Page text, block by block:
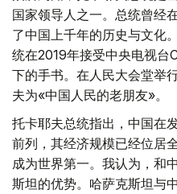
国家领导人之一。总统曾经
了中国上千年的历史与文化
统在2019年接受中央电视台
下的手书。在人民大会堂举
夫为«中国人民的老朋友»。
托卡耶夫总统指出，中国在
前列，其经济规模已经位居
成为世界第一。我认为，和
斯坦的优势。哈萨克斯坦与